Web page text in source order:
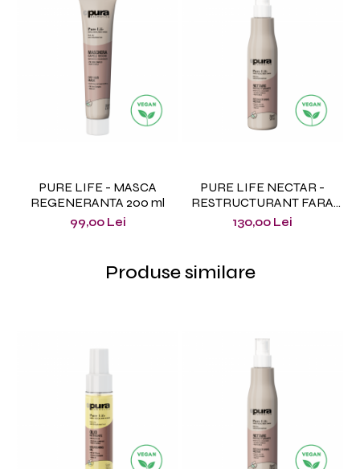
PURE LIFE - MASCA
REGENERANTA 200 ml
99,00 Lei
PURE LIFE NECTAR -
RESTRUCTURANT FARA
CLATIRE 150 ml
130,00 Lei
Produse similare